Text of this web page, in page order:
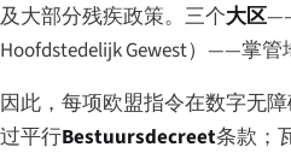
及大部分残疾政策。三个大区
Hoofdstedelijk Gewest）——掌管
因此，每项欧盟指令在数字无
过平行Bestuursdecreet条款；